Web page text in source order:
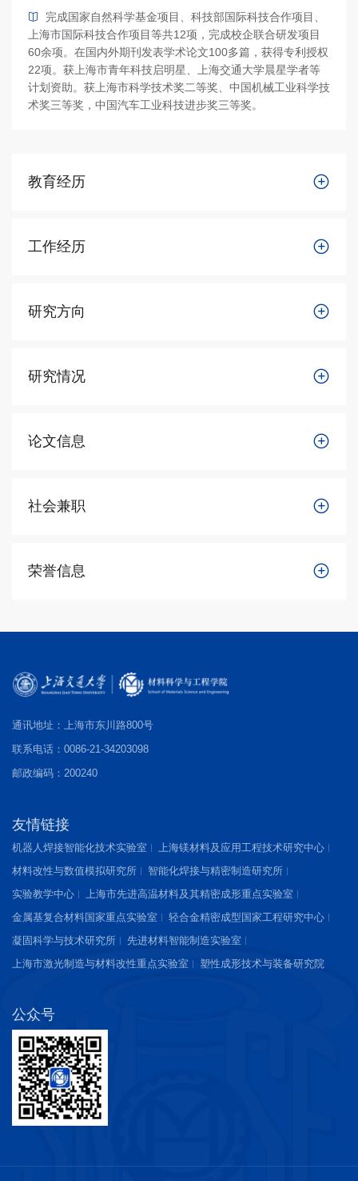
完成国家自然科学基金项目、科技部国际科技合作项目、
上海市国际科技合作项目等共12项，完成校企联合研发项目
60余项。在国内外期刊发表学术论文100多篇，获得专利授权
22项。获上海市青年科技启明星、上海交通大学晨星学者等
计划资助。获上海市科学技术奖二等奖、中国机械工业科学技
术奖三等奖，中国汽车工业科技进步奖三等奖。
教育经历
工作经历
研究方向
研究情况
论文信息
社会兼职
荣誉信息
通讯地址：上海市东川路800号
联系电话：0086-21-34203098
邮政编码：200240
友情链接
机器人焊接智能化技术实验室
上海镁材料及应用工程技术研究中心
材料改性与数值模拟研究所
智能化焊接与精密制造研究所
实验教学中心
上海市先进高温材料及其精密成形重点实验室
金属基复合材料国家重点实验室
轻合金精密成型国家工程研究中心
凝固科学与技术研究所
先进材料智能制造实验室
上海市激光制造与材料改性重点实验室
塑性成形技术与装备研究院
公众号